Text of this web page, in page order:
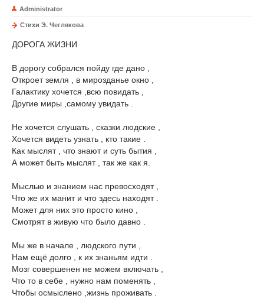
Administrator
Стихи Э. Чеглякова
ДОРОГА ЖИЗНИ
В дорогу собрался пойду где дано ,
Откроет земля , в мирозданье окно ,
Галактику хочется ,всю повидать ,
Другие миры ,самому увидать .
Не хочется слушать , сказки людские ,
Хочется видеть узнать , кто такие .
Как мыслят , что знают и суть бытия ,
А может быть мыслят , так же как я.
Мыслью и знанием нас превосходят ,
Что же их манит и что здесь находят .
Может для них это просто кино ,
Смотрят в живую что было давно .
Мы же в начале , людского пути ,
Нам ещё долго , к их знаньям идти .
Мозг совершенен не можем включать ,
Что то в себе , нужно нам поменять ,
Чтобы осмыслено ,жизнь проживать .